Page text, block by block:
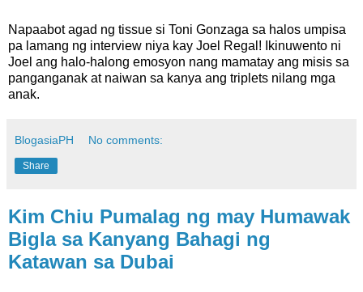
Napaabot agad ng tissue si Toni Gonzaga sa halos umpisa
pa lamang ng interview niya kay Joel Regal! Ikinuwento ni
Joel ang halo-halong emosyon nang mamatay ang misis sa
panganganak at naiwan sa kanya ang triplets nilang mga
anak.
BlogasiaPH No comments:
Share
Kim Chiu Pumalag ng may Humawak
Bigla sa Kanyang Bahagi ng
Katawan sa Dubai